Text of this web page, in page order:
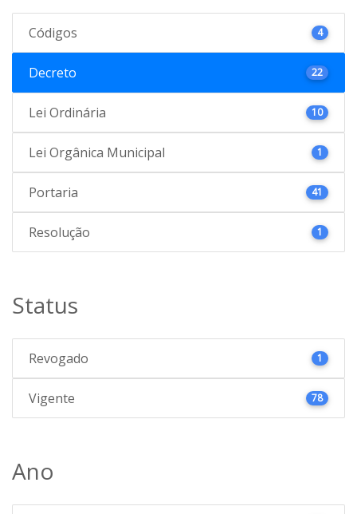
Códigos 4
Decreto 22
Lei Ordinária 10
Lei Orgânica Municipal 1
Portaria 41
Resolução 1
Status
Revogado 1
Vigente 78
Ano